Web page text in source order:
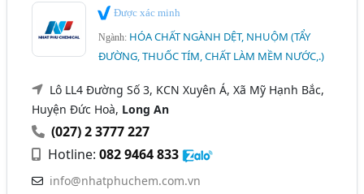
Được xác minh
Ngành: HÓA CHẤT NGÀNH DỆT, NHUỘM (TẨY
ĐƯỜNG, THUỐC TÍM, CHẤT LÀM MỀM NƯỚC,.)
Lô LL4 Đường Số 3, KCN Xuyên Á, Xã Mỹ Hạnh Bắc,
Huyện Đức Hoà, Long An
(027) 2 3777 227
Hotline:082 9464 833
info@nhatphuchem.com.vn